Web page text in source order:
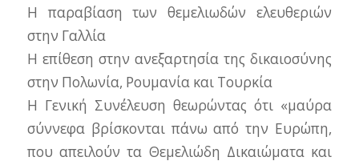
Η παραβίαση των θεμελιωδών ελευθεριών
στην Γαλλία
Η επίθεση στην ανεξαρτησία της δικαιοσύνης
στην Πολωνία, Ρουμανία και Τουρκία
Η Γενική Συνέλευση θεωρώντας ότι «μαύρα
σύννεφα βρίσκονται πάνω από την Ευρώπη,
που απειλούν τα Θεμελιώδη Δικαιώματα και